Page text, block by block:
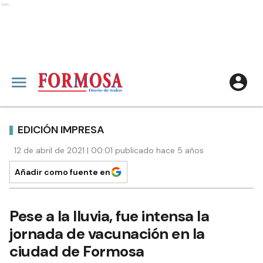
Ads
EDICIÓN IMPRESA
12 de abril de 2021 | 00:01 publicado hace 5 años
Añadir como fuente en
Pese a la lluvia, fue intensa la
jornada de vacunación en la
ciudad de Formosa